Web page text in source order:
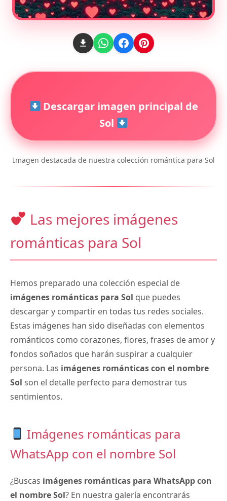
Descargar imagen principal de
Sol
Imagen destacada de nuestra colección romántica para Sol
Las mejores imágenes
románticas para Sol
Hemos preparado una colección especial de
imágenes románticas para Sol que puedes
descargar y compartir en todas tus redes sociales.
Estas imágenes han sido diseñadas con elementos
románticos como corazones, flores, frases de amor y
fondos soñados que harán suspirar a cualquier
persona. Las imágenes románticas con el nombre
Sol son el detalle perfecto para demostrar tus
sentimientos.
Imágenes románticas para
WhatsApp con el nombre Sol
¿Buscas imágenes románticas para WhatsApp con
el nombre Sol? En nuestra galería encontrarás